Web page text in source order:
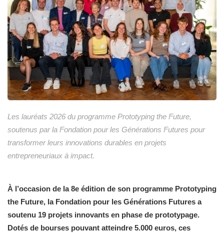
Les lauréats 2026 du programme Prototyping the Future,
soutenus par la Fondation pour les Générations Futures pour
transformer leurs innovations durables en projets
entrepreneuriaux à impact.
À l’occasion de la 8e édition de son programme Prototyping
the Future, la Fondation pour les Générations Futures a
soutenu 19 projets innovants en phase de prototypage.
Dotés de bourses pouvant atteindre 5.000 euros, ces